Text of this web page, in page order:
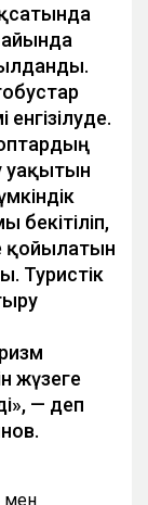
айында
енгізілуде.
уақытын
бекітіліп,
қойылатын
Туристік
жүзеге
— деп
мен